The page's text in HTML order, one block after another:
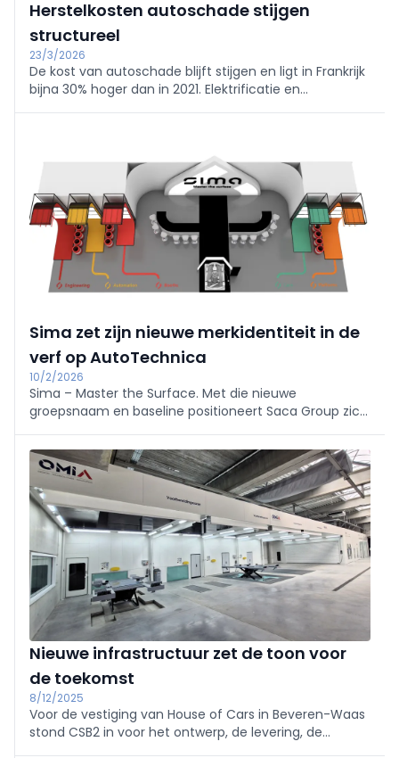
Herstelkosten autoschade stijgen
structureel
23/3/2026
De kost van autoschade blijft stijgen en ligt in Frankrijk
bijna 30% hoger dan in 2021. Elektrificatie en
Sima zet zijn nieuwe merkidentiteit in de
verf op AutoTechnica
10/2/2026
Sima – Master the Surface. Met die nieuwe
groepsnaam en baseline positioneert Saca Group zich
voor werkplaatsinrichting en oppervlaktebehandeling.
Nieuwe infrastructuur zet de toon voor
de toekomst
8/12/2025
Voor de vestiging van House of Cars in Beveren-Waas
stond CSB2 in voor het ontwerp, de levering, de